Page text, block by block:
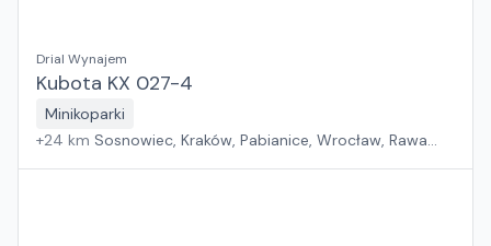
Drial Wynajem
Kubota KX 027-4
Minikoparki
+24 km Sosnowiec, Kraków, Pabianice, Wrocław, Rawa